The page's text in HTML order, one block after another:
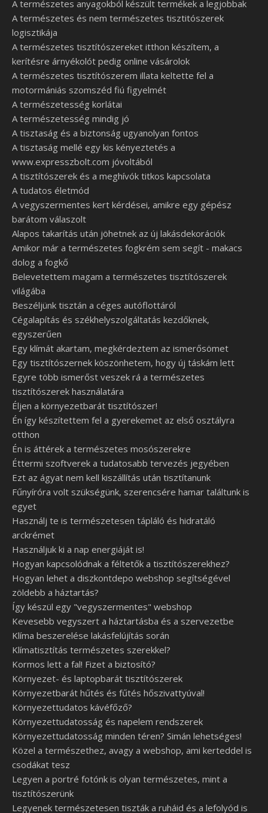
A természetes anyagokból készült termékek a legjobbak
A természetes és nem természetes tisztitószerek
logisztikája
A természetes tisztítószereket itthon készítem, a
kerítésre árnyékolót pedig online vásárolok
A természetes tisztítószerem illata keltette fel a
motormániás szomszéd fiú figyelmét
A természetesség korlátai
A természetesség mindig jó
A tisztaság és a biztonság ugyanolyan fontos
A tisztaság mellé egy kis kényeztetés a
www.expresszbolt.com jóvoltából
A tisztítószerek és a meghívók titkos kapcsolata
A tudatos életmód
A vegyszermentes kert kérdései, amikre egy gépész
barátom válaszolt
Alapos takarítás után jöhetnek az új lakásdekorációk
Amikor már a természetes fogkrém sem segít - makacs
dolog a fogkő
Belevetettem magam a természetes tisztítószerek
világába
Beszéljünk tisztán a céges autóflottáról
Cégalapítás és székhelyszolgáltatás kezdőknek,
egyszerűen
Egy klímát akartam, megkérdeztem az ismerősömet
Egy tisztítószernek köszönhetem, hogy új táskám lett
Egyre több ismerőst veszek rá a természetes
tisztítószerek használatára
Éljen a környezetbarát tisztítószer!
Én így készítettem fel a gyerekemet az első osztályra
otthon
Én is áttérek a természetes mosószerekre
Éttermi szoftverek a tudatosabb tervezés jegyében
Ezt az ágyat nem kell kiszállítás után tisztítanunk
Fűnyíróra volt szükségünk, szerencsére hamar találtunk is
egyet
Használj te is természetesen tápláló és hidratáló
arckrémet
Használjuk ki a nap energiáját is!
Hogyan kapcsolódnak a féltetők a tisztítószerekhez?
Hogyan lehet a diszkontdepo webshop segítségével
zöldebb a háztartás?
Így készül egy "vegyszermentes" webshop
Kevesebb vegyszert a háztartásba és a szervezetbe
Klíma beszerelése lakásfelújítás során
Klímatisztítás természetes szerekkel?
Kormos lett a fal! Fizet a biztosító?
Környezet- és laptopbarát tisztítószerek
Környezetbarát hűtés és fűtés hőszivattyúval!
Környezettudatos kávéfőző?
Környezettudatosság és napelem rendszerek
Környezettudatosság minden téren? Simán lehetséges!
Közel a természethez, avagy a webshop, ami kerteddel is
csodákat tesz
Legyen a portré fotónk is olyan természetes, mint a
tisztítószerünk
Legyenek természetesen tiszták a ruháid és a lefolyód is